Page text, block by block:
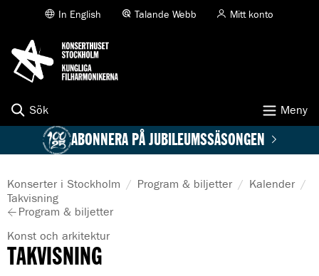
l
i
n
e
h
l
å
s
i
a
n
In English Talande Webb Mitt konto
K
U
S
E
S
Sök Meny
ABONNERA PÅ JUBILEUMSSÄSONGEN
Konserter i Stockholm Program & biljetter
Kalender
A
k
u
Takvisning
Program & biljetter
G
e
Konst och arkitektur
TAKVISNING